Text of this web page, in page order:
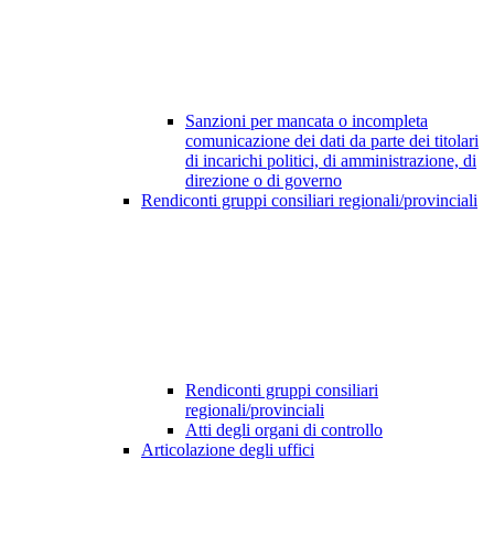
Sanzioni per mancata o incompleta
comunicazione dei dati da parte dei titolari
di incarichi politici, di amministrazione, di
direzione o di governo
Rendiconti gruppi consiliari regionali/provinciali
Rendiconti gruppi consiliari
regionali/provinciali
Atti degli organi di controllo
Articolazione degli uffici